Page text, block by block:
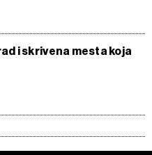
i skrivena mesta koja